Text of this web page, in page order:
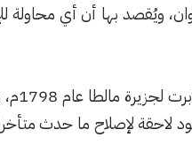
ويُقصد بها أن أي
وتشير
لإصلاح ما حدث